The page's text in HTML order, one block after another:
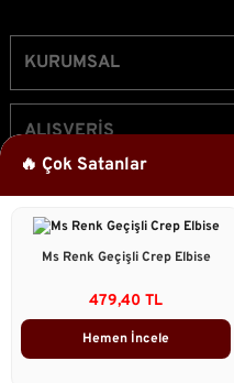
🔥 Çok Satanlar
Ms Renk Geçişli Crep Elbise
479,40 TL
Hemen İncele
KURUMSAL
ALIŞVERİŞ
ÜYELİK
Bizi